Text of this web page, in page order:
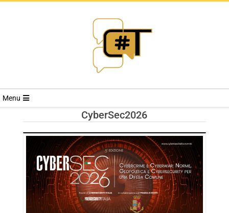
RIVISTA
TRENDS
Menu
CyberSec2026